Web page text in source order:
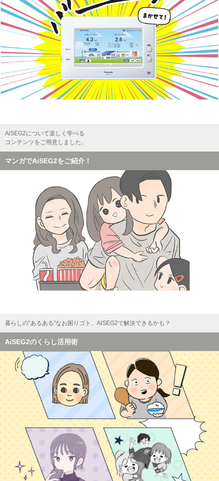
AiSEG2について楽しく学べる
コンテンツをご用意しました。
マンガでAiSEG2をご紹介！
暮らしの“あるある”なお困りゴト、AiSEG2で解決できるかも？
AiSEG2のくらし活用術